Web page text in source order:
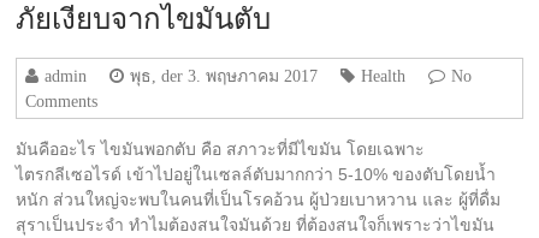
ฉุน
ดูด
ซึม
ดี,
ภัยเงียบจากไขมันตับ
admin พุธ, der 3. พฤษภาคม 2017 Health
No
Comments
มันคืออะไร ไขมันพอกตับ คือ สภาวะที่มีไขมัน โดยเฉพาะ
ไตรกลีเซอไรด์ เข้าไปอยู่ในเซลล์ตับมากกว่า 5-10% ของตับโดยน้ำ
หนัก ส่วนใหญ่จะพบในคนที่เป็นโรคอ้วน ผู้ป่วยเบาหวาน และ ผู้ที่ดื่ม
สุราเป็นประจำ ทำไมต้องสนใจมันด้วย ที่ต้องสนใจก็เพราะว่าไขมัน